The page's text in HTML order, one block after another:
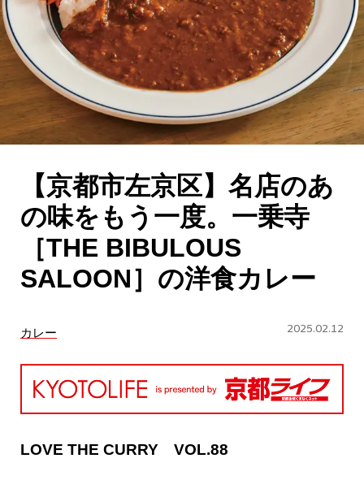
SPECIAL
NEW OPEN
SERIES
CULTURE
ABOUT US
Instagram
チケットプレゼント応募
MAIN MENU
SERIES
【京都市左京区】名店のあ
の味をもう一度。一乗寺
［THE BIBULOUS
SALOON］の洋食カレー
カレー 2025.02.12
LOVE THE CURRY VOL.88